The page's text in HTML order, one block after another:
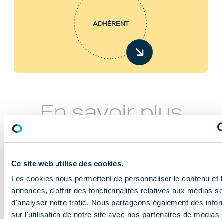
Ce site web utilise des cookies.
Les cookies nous permettent de personnaliser le contenu et
annonces, d'offrir des fonctionnalités relatives aux médias
d'analyser notre trafic. Nous partageons également des
sur l'utilisation de notre site avec nos partenaires de médias
ADHÉRENT
En savoir plus
NOS MISSIONS